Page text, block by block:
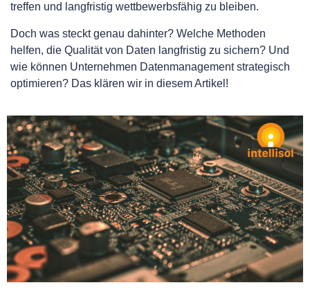
treffen und langfristig wettbewerbsfähig zu bleiben.
Doch was steckt genau dahinter? Welche Methoden
helfen, die Qualität von Daten langfristig zu sichern? Und
wie können Unternehmen Datenmanagement strategisch
optimieren? Das klären wir in diesem Artikel!